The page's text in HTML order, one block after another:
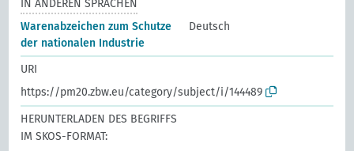
IN ANDEREN SPRACHEN
Warenabzeichen zum Schutze
der nationalen Industrie
Deutsch
URI
https://pm20.zbw.eu/category/subject/i/144489
HERUNTERLADEN DES BEGRIFFS
IM SKOS-FORMAT: